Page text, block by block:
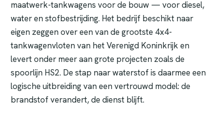
maatwerk-tankwagens voor de bouw — voor diesel,
water en stofbestrijding. Het bedrijf beschikt naar
eigen zeggen over een van de grootste 4x4-
tankwagenvloten van het Verenigd Koninkrijk en
levert onder meer aan grote projecten zoals de
spoorlijn HS2. De stap naar waterstof is daarmee een
logische uitbreiding van een vertrouwd model: de
brandstof verandert, de dienst blijft.